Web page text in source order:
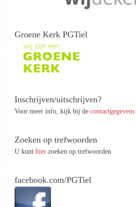
Groene Kerk PGTiel
Inschrijven/uitschrijven?
Voor meer info, kijk bij de contactgegevens
Zoeken op trefwoorden
U kunt hier zoeken op trefwoorden
facebook.com/PGTiel